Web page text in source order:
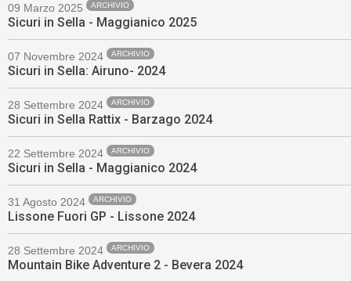
09 Marzo 2025 ARCHIVIO
Sicuri in Sella - Maggianico 2025
07 Novembre 2024 ARCHIVIO
Sicuri in Sella: Airuno- 2024
28 Settembre 2024 ARCHIVIO
Sicuri in Sella Rattix - Barzago 2024
22 Settembre 2024 ARCHIVIO
Sicuri in Sella - Maggianico 2024
31 Agosto 2024 ARCHIVIO
Lissone Fuori GP - Lissone 2024
28 Settembre 2024 ARCHIVIO
Mountain Bike Adventure 2 - Bevera 2024